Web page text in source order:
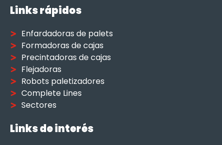
Links rápidos
Enfardadoras de palets
Formadoras de cajas
Precintadoras de cajas
Flejadoras
Robots paletizadores
Complete Lines
Sectores
Links de interés